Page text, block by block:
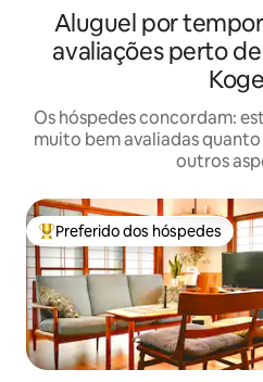
Aluguel por
avaliações perto
Os hóspedes concordam:
muito bem avaliadas
outros
Entre os melhores preferidos
Preferido dos hóspedes